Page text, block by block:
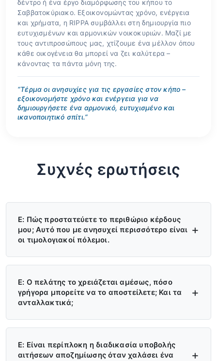
δέντρο ή ένα έργο διαμόρφωσης του κήπου το
Σαββατοκύριακο. Εξοικονομώντας χρόνο, ενέργεια
και χρήματα, η RIPPA συμβάλλει στη δημιουργία πιο
ευτυχισμένων και αρμονικών νοικοκυριών. Μαζί με
τους αντιπροσώπους μας, χτίζουμε ένα μέλλον όπου
κάθε οικογένεια θα μπορεί να ζει καλύτερα –
κάνοντας τα πάντα μόνη της.
“Τέρμα οι ανησυχίες για τις εργασίες στον κήπο –
εξοικονομήστε χρόνο και ενέργεια για να
δημιουργήσετε ένα αρμονικό, ευτυχισμένο και
ικανοποιητικό σπίτι.”
Συχνές ερωτήσεις
Ε: Πώς προστατεύετε το περιθώριο κέρδους
μου; Αυτό που με ανησυχεί περισσότερο είναι
οι τιμολογιακοί πόλεμοι.
Α: Τέσσερα επίπεδα προστασίας — (1)
Εφαρμογή των τιμών MAP/MSRP,
απαγόρευση πώλησης σε χαμηλότερες
απαγόρευση ύπαρξης δεύτερου
αντιπροσώπου· (3) Το εργοστάσιο δεν θα
Ε: Ο πελάτης το χρειάζεται αμέσως, πόσο
γρήγορα μπορείτε να το αποστείλετε; Και τα
ανταλλακτικά;
Α: Πάνω από 6 κέντρα διανομής στις ΗΠΑ,
την Ευρώπη και τη Ρωσία — διαθέσιμο
Ε: Είναι περίπλοκη η διαδικασία υποβολής
αιτήσεων αποζημίωσης όταν χαλάσει ένα